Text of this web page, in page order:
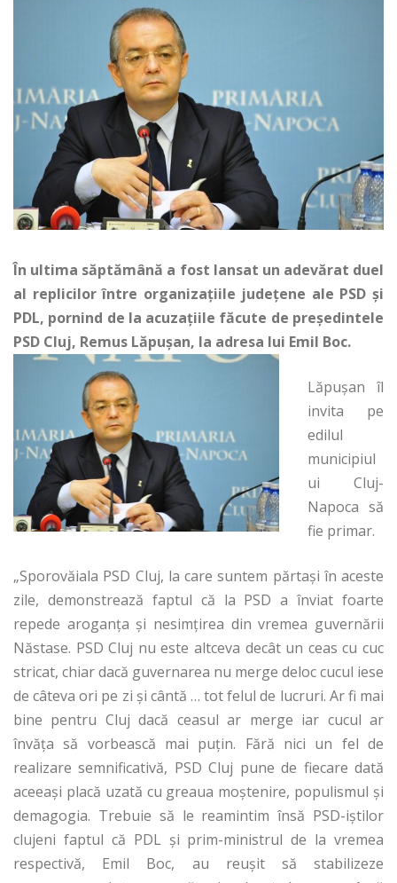
În ultima săptămână a fost lansat un adevărat duel
al replicilor între organizațiile județene ale PSD și
PDL, pornind de la acuzațiile făcute de președintele
PSD Cluj, Remus Lăpușan, la adresa lui Emil Boc.
Lăpușan îl
invita pe
edilul
municipiul
ui Cluj-
Napoca să
fie primar.
„Sporovăiala PSD Cluj, la care suntem părtaşi în aceste
zile, demonstrează faptul că la PSD a înviat foarte
repede aroganţa şi nesimţirea din vremea guvernării
Năstase. PSD Cluj nu este altceva decât un ceas cu cuc
stricat, chiar dacă guvernarea nu merge deloc cucul iese
de câteva ori pe zi şi cântă … tot felul de lucruri. Ar fi mai
bine pentru Cluj dacă ceasul ar merge iar cucul ar
învăţa să vorbească mai puţin. Fără nici un fel de
realizare semnificativă, PSD Cluj pune de fiecare dată
aceeaşi placă uzată cu greaua moştenire, populismul şi
demagogia. Trebuie să le reamintim însă PSD-iştilor
clujeni faptul că PDL şi prim-ministrul de la vremea
respectivă, Emil Boc, au reuşit să stabilizeze